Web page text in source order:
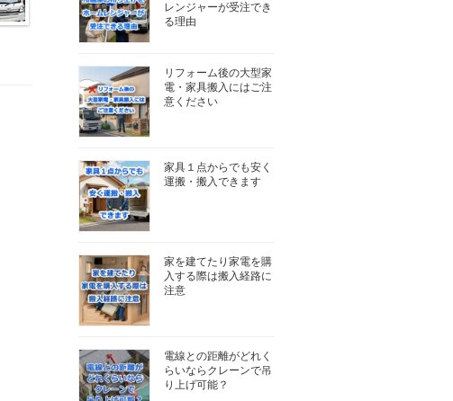
レンジャーが受注でき
る理由
リフォーム後の大型家
電・家具搬入にはご注
意ください
家具１点からでも安く
運搬・搬入できます
家を建てたり家電を購
入する際は搬入経路に
注意
電線との距離がどれく
らいならクレーンで吊
り上げ可能？